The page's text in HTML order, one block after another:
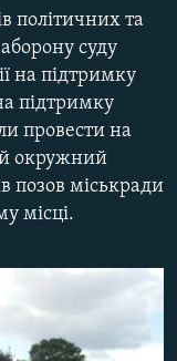
політичних та
суду
на підтримку
підтримку
провести на
окружний
позов міськради
місці.